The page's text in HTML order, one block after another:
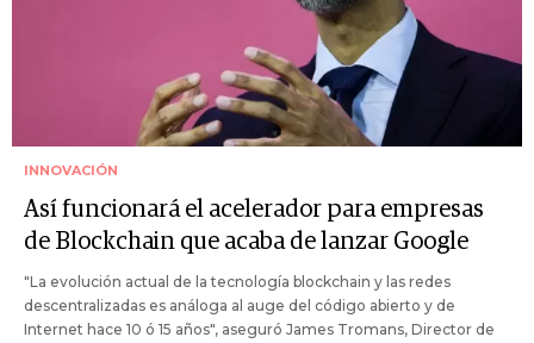
INNOVACIÓN
Así funcionará el acelerador para empresas
de Blockchain que acaba de lanzar Google
"La evolución actual de la tecnología blockchain y las redes
descentralizadas es análoga al auge del código abierto y de
Internet hace 10 ó 15 años", aseguró James Tromans, Director de